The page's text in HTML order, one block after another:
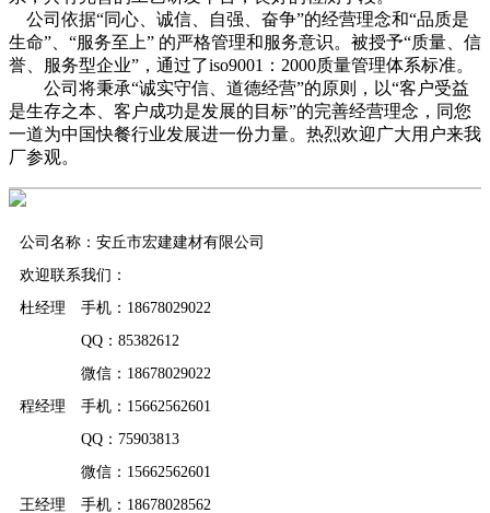
公司依据“同心、诚信、自强、奋争”的经营理念和“品质是
生命”、“服务至上” 的严格管理和服务意识。被授予“质量、信
誉、服务型企业”，通过了iso9001：2000质量管理体系标准。
公司将秉承“诚实守信、道德经营”的原则，以“客户受益
是生存之本、客户成功是发展的目标”的完善经营理念，同您
一道为中国快餐行业发展进一份力量。热烈欢迎广大用户来我
厂参观。
公司名称：安丘市宏建建材有限公司
欢迎联系我们：
杜经理 手机：18678029022
QQ：85382612
微信：18678029022
程经理 手机：15662562601
QQ：75903813
微信：15662562601
王经理 手机：18678028562